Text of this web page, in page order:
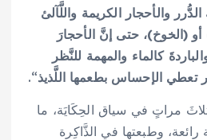
والأحجار الكريمة واللَّآلئ
(الخوخ)، حتى إنَّ الأحجارَ
كالماء والمهمة للنَّظر
تعطي الإحساس بطعمها اللَّذيذ“.
مراتٍ في سياق الحِكَايَة، ما
وطبعتها في الذَّاكِرة